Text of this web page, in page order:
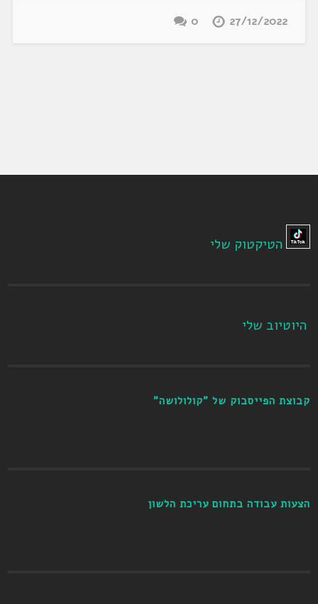
27/12/2022
0
הטיקטוק שלי
היוטיוב שלי
קבוצת הפייסבוק של "קולולושה"
הצעות עבודה בתחום עריכת הלשון